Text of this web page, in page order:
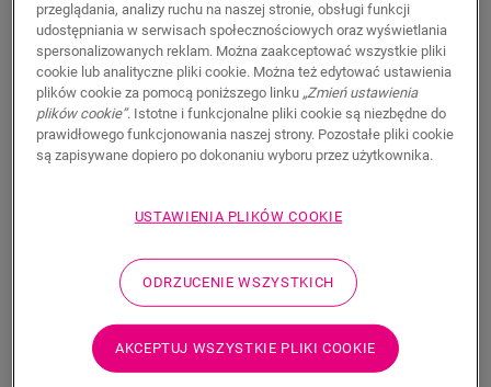
WYSZUKAJ
Właściwości produktu
Ten pojedynczy profil zapewnia wiele rozwiązań do
lub wykończenie przy ścianie lub oknie. Wystarczy przyciąć
dostarczanego w zestawie noża do profilu Incizo. Profil
pasuje idealnie do koloru podłogi. Opakowanie zawiera jeden
profil Incizo, jeden nóż Incizo i jedną plastikową szynę. Aby
uzyskać wodoszczelne wykończenie w wilgotnych
pomieszczeniach, zalecamy połączenie z paskiem piankowym
Foamstrip i zestawem Hydrokit. Profil Incizo umożliwia: 1.
przeglądania, analizy ruchu na naszej stronie, obsługi funkcji
udostępniania w serwisach społecznościowych oraz wyświetlania
spersonalizowanych reklam. Można zaakceptować wszystkie pliki
cookie lub analityczne pliki cookie. Można też edytować ustawienia
plików cookie za pomocą poniższego linku „Zmień ustawienia
plików cookie”. Istotne i funkcjonalne pliki cookie są niezbędne do
prawidłowego funkcjonowania naszej strony. Pozostałe pliki cookie
są zapisywane dopiero po dokonaniu wyboru przez użytkownika.
USTAWIENIA PLIKÓW COOKIE
ODRZUCENIE WSZYSTKICH
AKCEPTUJ WSZYSTKIE PLIKI COOKIE